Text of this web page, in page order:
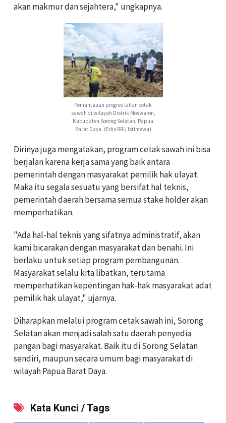
akan makmur dan sejahtera," ungkapnya.
Pemantauan progres lahan cetak
sawah di wilayah Distrik Moswaren,
Kabupaten Sorong Selatan, Papua
Barat Daya. (Edis RRI/ Istimewa)
Dirinya juga mengatakan, program cetak sawah ini bisa
berjalan karena kerja sama yang baik antara
pemerintah dengan masyarakat pemilik hak ulayat.
Maka itu segala sesuatu yang bersifat hal teknis,
pemerintah daerah bersama semua stake holder akan
memperhatikan.
"Ada hal-hal teknis yang sifatnya administratif, akan
kami bicarakan dengan masyarakat dan benahi. Ini
berlaku untuk setiap program pembangunan.
Masyarakat selalu kita libatkan, terutama
memperhatikan kepentingan hak-hak masyarakat adat
pemilik hak ulayat," ujarnya.
Diharapkan melalui program cetak sawah ini, Sorong
Selatan akan menjadi salah satu daerah penyedia
pangan bagi masyarakat. Baik itu di Sorong Selatan
sendiri, maupun secara umum bagi masyarakat di
wilayah Papua Barat Daya.
Kata Kunci / Tags